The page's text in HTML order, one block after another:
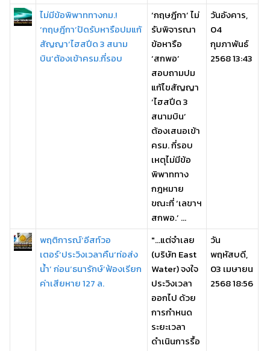
ไม่มีข้อพิพาททางกม.!
‘กฤษฎีกา’ปัดรับหารือปมแก้
สัญญา‘ไฮสปีด 3 สนาม
บิน’ต้องเข้าครม.กี่รอบ
‘กฤษฎีกา’ ไม่
รับพิจารณา
ข้อหารือ
‘สกพอ’
สอบถามปม
แก้ไขสัญญา
‘ไฮสปีด 3
สนามบิน’
ต้องเสนอเข้า
ครม. กี่รอบ
เหตุไม่มีข้อ
พิพาททาง
กฎหมาย
ขณะที่ ‘เลขาฯ
สกพอ.’ ...
วันอังคาร,
04
กุมภาพันธ์
2568 13:43
พฤติการณ์‘อีสท์วอ
เตอร์’ประวิงเวลาคืน‘ท่อส่ง
น้ำ’ ก่อน‘ธนารักษ์’ฟ้องเรียก
ค่าเสียหาย 127 ล.
"...แต่จำเลย
(บริษัท East
Water) จงใจ
ประวิงเวลา
ออกไป ด้วย
การกำหนด
ระยะเวลา
ดำเนินการรื้อ
วัน
พฤหัสบดี,
03 เมษายน
2568 18:56